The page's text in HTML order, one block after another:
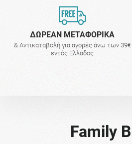
ΔΩΡΕΑΝ ΜΕΤΑΦΟΡΙΚΑ
& Αντικαταβολή για αγορές άνω των 39€
εντός Ελλάδος
Family